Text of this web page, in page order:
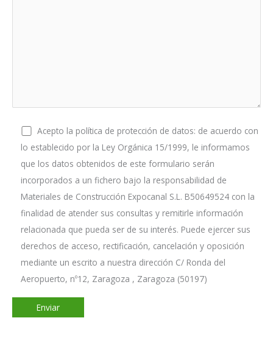
Acepto la política de protección de datos: de acuerdo con
lo establecido por la Ley Orgánica 15/1999, le informamos
que los datos obtenidos de este formulario serán
incorporados a un fichero bajo la responsabilidad de
Materiales de Construcción Expocanal S.L. B50649524 con la
finalidad de atender sus consultas y remitirle información
relacionada que pueda ser de su interés. Puede ejercer sus
derechos de acceso, rectificación, cancelación y oposición
mediante un escrito a nuestra dirección C/ Ronda del
Aeropuerto, nº12, Zaragoza , Zaragoza (50197)